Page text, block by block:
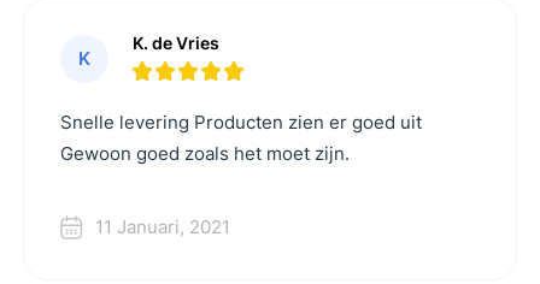
K
K. de Vries
Snelle levering Producten zien er goed uit
Gewoon goed zoals het moet zijn.
11 Januari, 2021